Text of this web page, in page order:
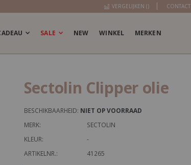
VERGELIJKEN () CONTACT
SALE NEW WINKEL MERKEN
Sectolin Clipper olie
BESCHIKBAARHEID: NIET OP VOORRAAD
MERK:
SECTOLIN
KLEUR:
-
ARTIKELNR.:
41265